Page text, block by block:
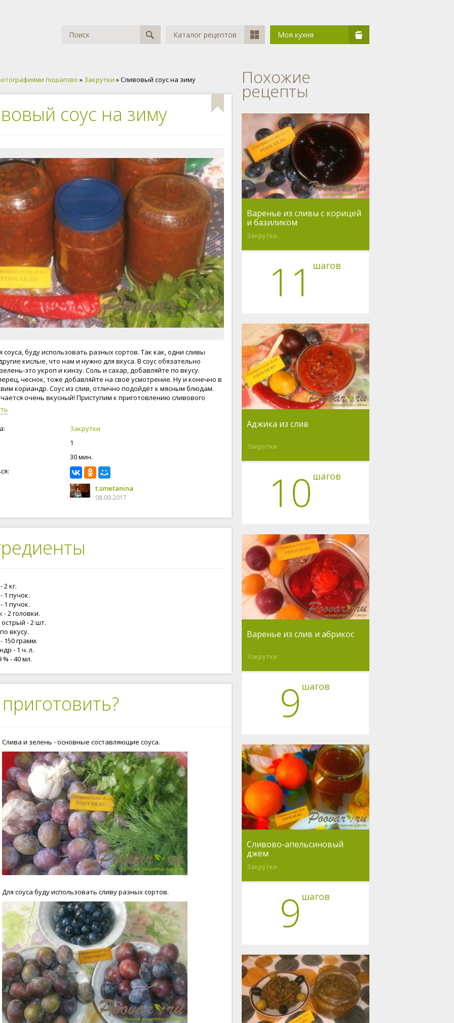
Каталог рецептов Моя кухня
пошагово » Закрутки » Сливовый соус на зиму
соус на зиму
соуса, буду использовать разных сортов. Так как, одни сливы
кислые, что нам и нужно для вкуса. В соус обязательно
это укроп и кинзу. Соль и сахар, добавляйте по вкусу.
чеснок, тоже добавляйте на своё усмотрение. Ну и конечно в
кориандр. Соус из слив, отлично подойдёт к мясным блюдам.
очень вкусный! Приступим к приготовлению сливового
Закрутки
1
30 мин.
t.smetanina
08.09.2017
2 кг.
1 пучок.
1 пучок.
- 2 головки.
- 2 шт.
вкусу.
150 грамм.
- 1 ч. л.
% - 40 мл.
Слива и зелень - основные составляющие соуса.
Для соуса буду использовать сливу разных сортов.
Похожие
рецепты
Варенье из сливы с корицей
и базиликом
Закрутки
11 шагов
Аджика из слив
Закрутки
10 шагов
Варенье из слив и абрикос
Закрутки
9 шагов
Сливово-апельсиновый
джем
Закрутки
9 шагов